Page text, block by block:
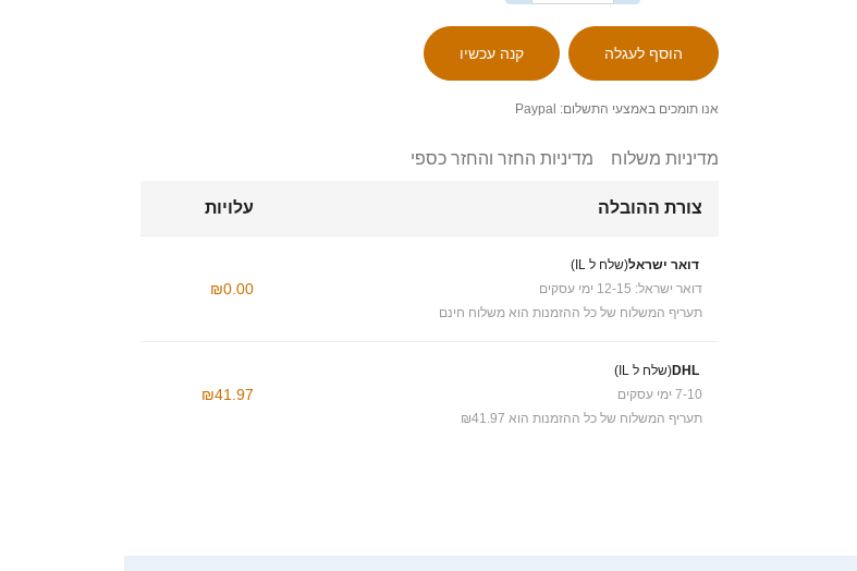
אנו תומכים באמצעי התשלום: Paypal
מדיניות משלוח מדיניות החזר והחזר כספי
צורת ההובלה עלויות
דואר ישראל(שלח ל IL)
דואר ישראל: 12-15 ימי עסקים
תעריף המשלוח של כל ההזמנות הוא משלוח חינם
₪0.00
DHL(שלח ל IL)
7-10 ימי עסקים
תעריף המשלוח של כל ההזמנות הוא ₪41.97
₪41.97